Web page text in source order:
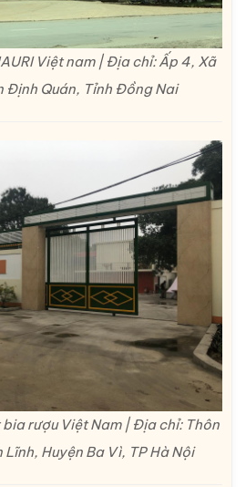
Việt nam | Địa chỉ: Ấp 4, Xã
Định Quán, Tỉnh Đồng Nai
rượu Việt Nam | Địa chỉ: Thôn
Lĩnh, Huyện Ba Vì, TP Hà Nội